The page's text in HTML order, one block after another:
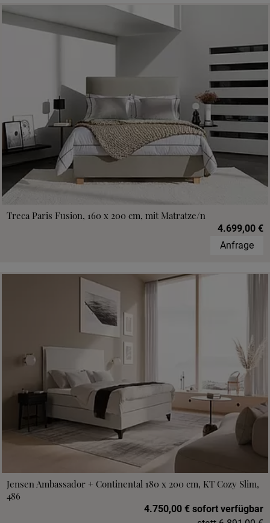
Treca Paris Fusion, 160 x 200 cm, mit Matratze/n
4.699,00 €
Anfrage
Jensen Ambassador + Continental 180 x 200 cm, KT Cozy Slim,
486
4.750,00 € sofort verfügbar